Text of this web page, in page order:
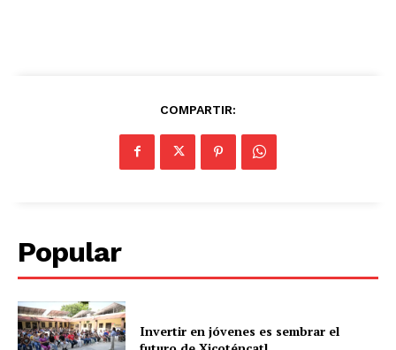
COMPARTIR:
Popular
Invertir en jóvenes es sembrar el